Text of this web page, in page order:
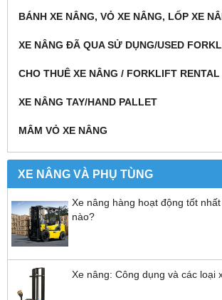
BÁNH XE NÂNG, VỎ XE NÂNG, LỐP XE
XE NÂNG ĐÃ QUA SỬ DỤNG/USED
CHO THUÊ XE NÂNG / FORKLIFT RENTAL
XE NÂNG TAY/HAND PALLET
MÂM VỎ XE NÂNG
XE NÂNG VÀ PHỤ TÙNG
Xe nâng hàng hoạt động tốt
nào?
Xe nâng: Công dụng và các loại